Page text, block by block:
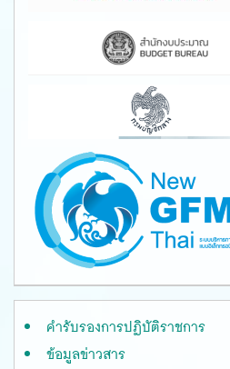
คำรับรองการปฏิบัติราชการ
ข้อมูลข่าวสาร